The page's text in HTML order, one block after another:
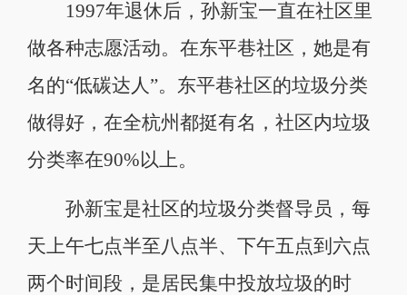
1997年退休后，孙新宝一直在社区里
做各种志愿活动。在东平巷社区，她是有
名的“低碳达人”。东平巷社区的垃圾分类
做得好，在全杭州都挺有名，社区内垃圾
分类率在90%以上。
孙新宝是社区的垃圾分类督导员，每
天上午七点半至八点半、下午五点到六点
两个时间段，是居民集中投放垃圾的时